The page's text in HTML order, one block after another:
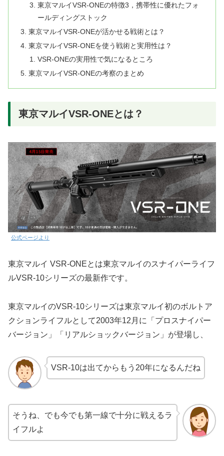
東京マルイVSR-ONEの特徴3，携帯性に優れたフォ
ールディングストック
東京マルイVSR-ONEが活かせる戦術とは？
東京マルイVSR-ONEを使う戦術と実用性は？
VSR-ONEの実用性で気になるところ
東京マルイVSR-ONEの考察のまとめ
東京マルイVSR-ONEとは？
公式ページより
東京マルイ VSR-ONEとは東京マルイのスナイパーライフ
ルVSR-10シリーズの最新作です。
東京マルイのVSR-10シリーズは東京マルイ初のボルトア
クションライフルとして2003年12月に「プロスナイパー
バージョン」「リアルショックバージョン」が登場し、
VSR-10は出てからもう20年になるんだね
そうね、でも今でも第一線で十分に戦えるラ
イフルよ